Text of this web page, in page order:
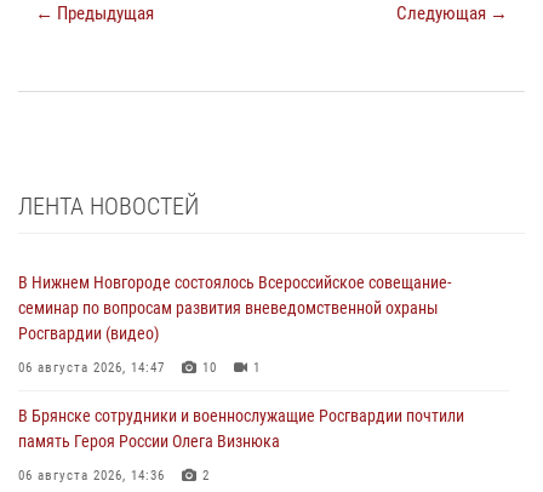
← Предыдущая Следующая →
ЛЕНТА НОВОСТЕЙ
В Нижнем Новгороде состоялось Всероссийское совещание-
семинар по вопросам развития вневедомственной охраны
Росгвардии (видео)
06 августа 2026, 14:47 10 1
В Брянске сотрудники и военнослужащие Росгвардии почтили
память Героя России Олега Визнюка
06 августа 2026, 14:36 2